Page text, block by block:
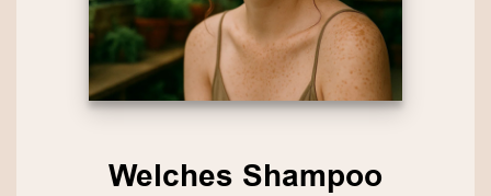
Welches Shampoo